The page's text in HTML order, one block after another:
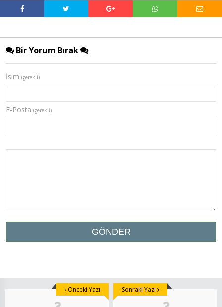
Bir Yorum Bırak
İsim (gerekli)
E-Posta (gerekli)
Önceki Yazı Sonraki Yazı